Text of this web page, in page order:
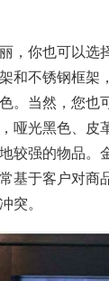
你也可以选
和不锈钢框架
。当然，您也
哑光黑色、皮
较强的物品。
基于客户对商
突。